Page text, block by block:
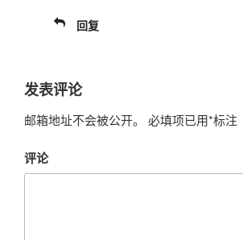
回复
发表评论
邮箱地址不会被公开。 必填项已用*标注
评论